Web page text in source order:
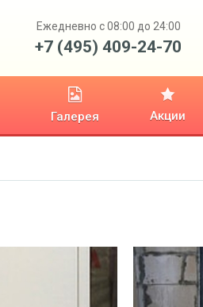
Ежедневно с 08:00 до 24:00
+7 (495) 409-24-70
Галерея Акции